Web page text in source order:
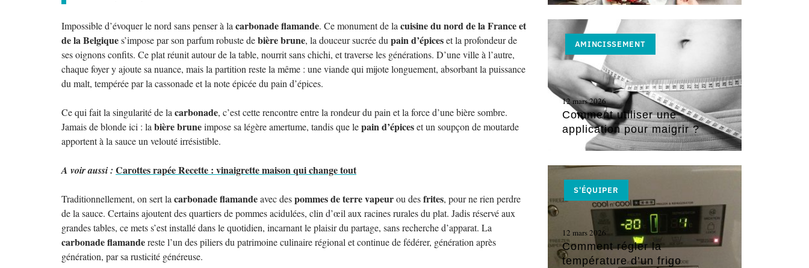
Impossible d’évoquer le nord sans penser à la carbonade flamande. Ce monument de la cuisine du nord de la France et
de la Belgiques’impose par son parfum robuste debière brune, la douceur sucrée du pain d’épiceset la profondeur de
ses oignons confits. Ce plat réunit autour de la table, nourrit sans chichi, et traverse les générations. D’une ville à l’autre,
chaque foyer y ajoute sa nuance, mais la partition reste la même : une viande qui mijote longuement, absorbant la puissance
du malt, tempérée par la cassonade et la note épicée du pain d’épices.
Ce qui fait la singularité de la carbonade, c’est cette rencontre entre la rondeur du pain et la force d’une bière sombre.
Jamais de blonde ici : la bière bruneimpose sa légère amertume, tandis que lepain d’épiceset un soupçon de moutarde
apportent à la sauce un velouté irrésistible.
A voir aussi : Carottes rapée Recette : vinaigrette maison qui change tout
Traditionnellement, on sert la carbonade flamandeavec despommes de terre vapeurou desfrites, pour ne rien perdre
de la sauce. Certains ajoutent des quartiers de pommes acidulées, clin d’œil aux racines rurales du plat. Jadis réservé aux
grandes tables, ce mets s’est installé dans le quotidien, incarnant le plaisir du partage, sans recherche d’apparat. La
carbonade flamandereste l’un des piliers du patrimoine culinaire régional et continue de fédérer, génération après
génération, par sa rusticité généreuse.
AMINCISSEMENT
12 mars 2026
Comment utiliser une
application pour maigrir ?
S'ÉQUIPER
12 mars 2026
Comment régler la
température d’un frigo